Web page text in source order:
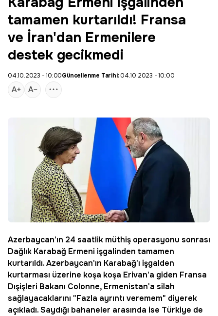
tamamen kurtarıldı! Fransa
ve İran'dan Ermenilere
destek gecikmedi
04.10.2023 - 10:00Güncellenme Tarihi:04.10.2023 - 10:00
Azerbaycan'ın 24 saatlik müthiş operasyonu sonrası
Dağlık Karabağ Ermeni işgalinden tamamen
kurtarıldı. Azerbaycan'ın Karabağ'ı işgalden
kurtarması üzerine koşa koşa Erivan'a giden Fransa
Dışişleri Bakanı Colonne, Ermenistan'a silah
sağlayacaklarını "Fazla ayrıntı veremem" diyerek
açıkladı. Saydığı bahaneler arasında ise Türkiye de